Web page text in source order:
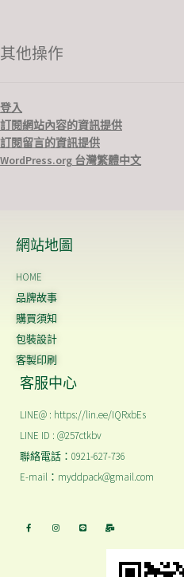
其他操作
登入
訂閱網站內容的資訊提供
訂閱留言的資訊提供
WordPress.org 台灣繁體中文
網站地圖
HOME
品牌故事
購買須知
包裝設計
客製印刷
客服中心
LINE@ : https://lin.ee/IQRxbEs
LINE ID : @257ctkbv
聯絡電話：0921-627-736
E-mail：myddpack@gmail.com